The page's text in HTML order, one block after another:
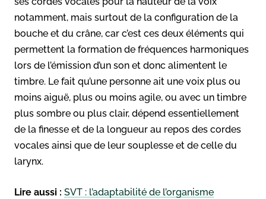
notamment, mais surtout de la configuration de la
bouche et du crâne, car c’est ces deux éléments qui
permettent la formation de fréquences harmoniques
lors de l’émission d’un son et donc alimentent le
timbre. Le fait qu’une personne ait une voix plus ou
moins aiguë, plus ou moins agile, ou avec un timbre
plus sombre ou plus clair, dépend essentiellement
de la finesse et de la longueur au repos des cordes
vocales ainsi que de leur souplesse et de celle du
larynx.
Lire aussi : SVT : l’adaptabilité de l’organisme